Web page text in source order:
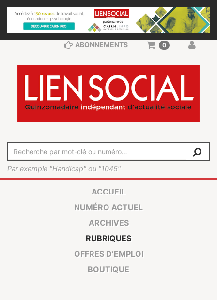
Par exemple "Handicap" ou "1045"
ABONNEMENTS 0
ACCUEIL
NUMÉRO ACTUEL
ARCHIVES
RUBRIQUES
OFFRES D’EMPLOI
BOUTIQUE